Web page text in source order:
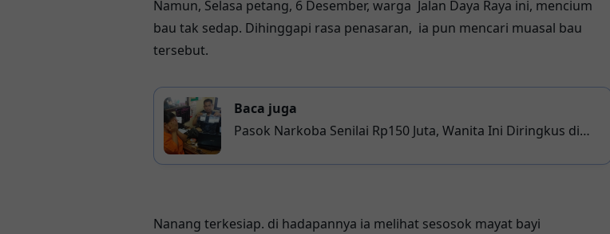
Namun, Selasa petang, 6 Desember, warga Jalan Daya Raya ini, mencium
bau tak sedap. Dihinggapi rasa penasaran, ia pun mencari muasal bau
tersebut.
Baca juga
Pasok Narkoba Senilai Rp150 Juta, Wanita Ini Diringkus di
Nanang terkesiap. di hadapannya ia melihat sesosok mayat bayi